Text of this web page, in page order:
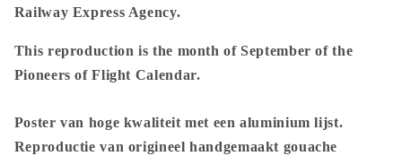
Railway Express Agency.
This reproduction is the month of September of the
Pioneers of Flight Calendar.
Poster van hoge kwaliteit met een aluminium lijst.
Reproductie van origineel handgemaakt gouache